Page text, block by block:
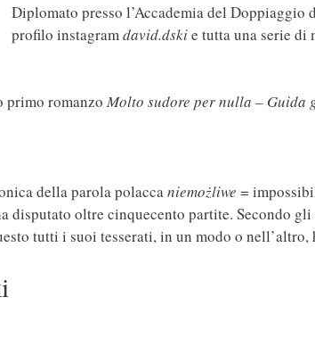
Diplomato presso l’Accademia del
profilo instagram david.dskie tutta una serie di
primo romanzo Molto sudore per nulla – Guida
della parola polaccaniemożliwe =
oltre cinquecento partite. Secondo
tutti i suoi tesserati, in un modo o